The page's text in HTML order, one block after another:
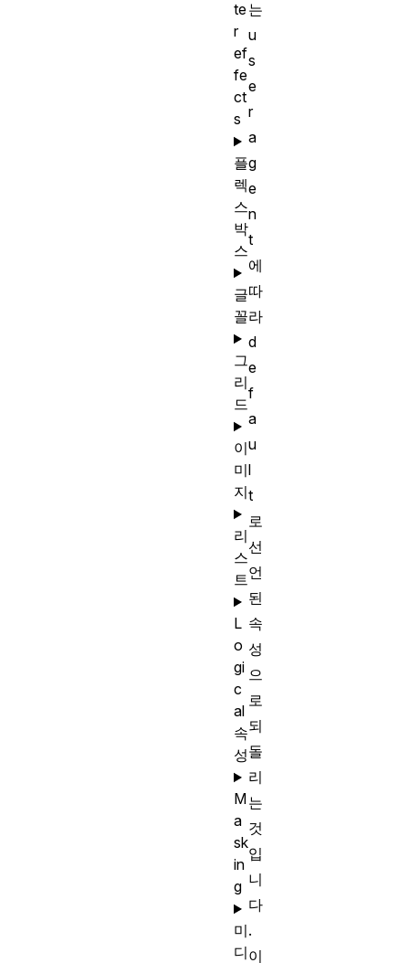
는
u
s
e
r
a
g
e
n
t
에
따
라
d
e
f
a
u
l
t
로
선
언
된
속
성
으
로
되
돌
리
는
것
입
니
다
.
이
te
r
ef
fe
ct
s
플
렉
스
박
스
글
꼴
그
리
드
이
미
지
리
스
트
L
o
gi
c
al
속
성
M
a
sk
in
g
미
디